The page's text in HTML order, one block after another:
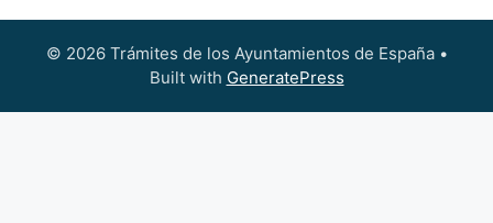
© 2026 Trámites de los Ayuntamientos de España•
Built with GeneratePress